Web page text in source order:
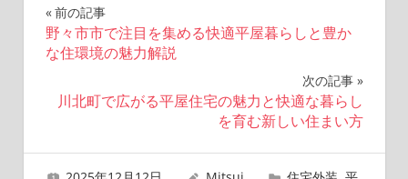
投
稿
ナ
ゲ
前の記事
野々市市で注目を集める快適平屋暮らしと豊か
な住環境の魅力解説
次の記事
川北町で広がる平屋住宅の魅力と快適な暮らし
を育む新しい住まい方